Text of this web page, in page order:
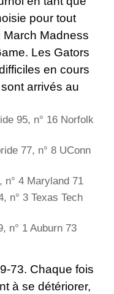
pour tout
March Madness
Les Gators
en cours
arrivés au
95, n° 16 Norfolk
77, n° 8 UConn
n° 4 Maryland 71
n° 3 Texas Tech
n° 1 Auburn 73
73. Chaque fois
à se détériorer,